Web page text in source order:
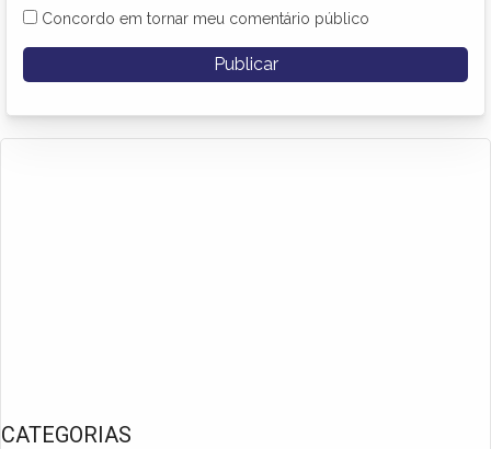
Concordo em tornar meu comentário público
CATEGORIAS